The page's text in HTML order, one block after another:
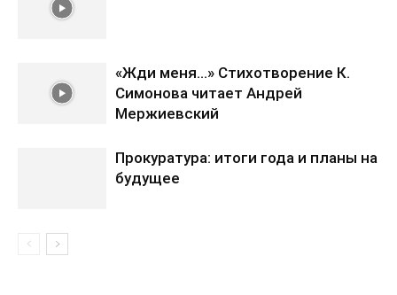
«Жди меня…» Стихотворение К.
Симонова читает Андрей
Мержиевский
Прокуратура: итоги года и планы на
будущее